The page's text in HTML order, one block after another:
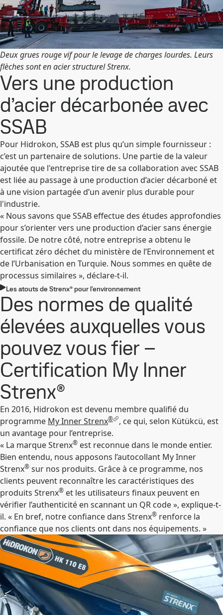
Deux grues rouge vif pour le levage de charges lourdes. Leurs
flèches sont en acier structurel Strenx.
Vers une production
d’acier décarbonée avec
SSAB
Pour Hidrokon, SSAB est plus qu’un simple fournisseur :
c’est un partenaire de solutions. Une partie de la valeur
ajoutée que l'entreprise tire de sa collaboration avec SSAB
est liée au passage à une production d’acier décarboné et
à une vision partagée d’un avenir plus durable pour
l'industrie.
« Nous savons que SSAB effectue des études approfondies
pour s’orienter vers une production d’acier sans énergie
fossile. De notre côté, notre entreprise a obtenu le
certificat zéro déchet du ministère de l’Environnement et
de l’Urbanisation en Turquie. Nous sommes en quête de
processus similaires », déclare-t-il.
Les atouts de Strenx® pour l'environnement
Des normes de qualité
élevées auxquelles vous
pouvez vous fier –
Certification My Inner
Strenx®
En 2016, Hidrokon est devenu membre qualifié du
programme My Inner Strenx®
, ce qui, selon Kütükcü, est
un avantage pour l’entreprise.
« La marque Strenx® est reconnue dans le monde entier.
Bien entendu, nous apposons l’autocollant My Inner
Strenx® sur nos produits. Grâce à ce programme, nos
clients peuvent reconnaître les caractéristiques des
produits Strenx® et les utilisateurs finaux peuvent en
vérifier l’authenticité en scannant un QR code », explique-t-
il. « En bref, notre confiance dans Strenx® renforce la
confiance que nos clients ont dans nos équipements. »